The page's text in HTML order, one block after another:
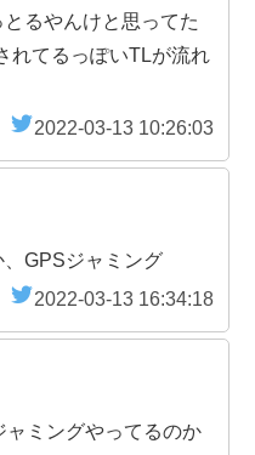
るやんけと思ってた
れてるっぽいTLが流れ
2022-03-13 10:26:03
GPSジャミング
2022-03-13 16:34:18
ャミングやってるのか